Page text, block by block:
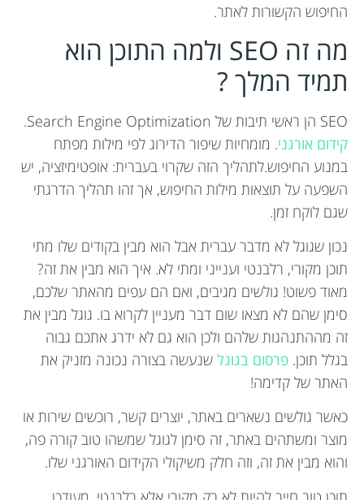
החיפוש הקשורות לאתר.
מה זה SEO ולמה התוכן הוא
תמיד המלך ?
SEO הן ראשי תיבות של Search Engine Optimization.
קידום אורגני. מומחיות שיפור הדירוג לפי מילות מפתח
במנוע החיפוש.לתהליך הזה שקרוי בעברית: אופטימיזציה, יש
השפעה על תוצאות מילות החיפוש, אך זהו תהליך הדרגתי
שגם לוקח זמן.
נכון שגוגל לא מדבר עברית אבל הוא מבין בקודים שלו מתי
תוכן מקורי, רלבנטי וענייני ומתי לא. איך הוא מבין את זה?
מאוד פשוט! גולשים מגיבים, ואם הם עפים מהאתר שלכם,
סימן שהם לא מצאו שום דבר מעניין לקרוא בו. גוגל מבין את
זה מההתנהגות שלהם ולכן הוא גם לא ידרג אתכם גבוה
בגלל תוכן. פרסום בגוגל שנעשה בצורה נכונה מזניק את
האתר של קדימה!
כאשר גולשים נשארים באתר, יוצרים קשר, רוכשים שירות או
מוצר ומשתהים באתר, זה סימן לגוגל שמשהו טוב קורה פה,
והוא מבין את זה, וזה חלק משיקולי הקידום האורגני שלו.